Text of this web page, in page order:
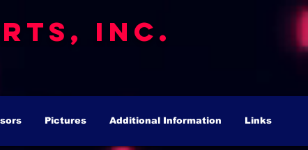
Inc.
Pictures Additional Information Links